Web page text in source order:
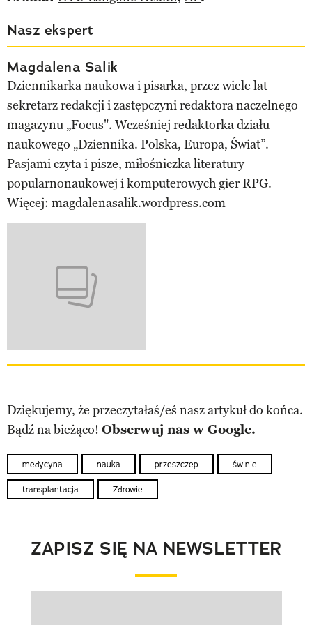
Nasz ekspert
Magdalena Salik
Dziennikarka naukowa i pisarka, przez wiele lat
sekretarz redakcji i zastępczyni redaktora naczelnego
magazynu „Focus". Wcześniej redaktorka działu
naukowego „Dziennika. Polska, Europa, Świat”.
Pasjami czyta i pisze, miłośniczka literatury
popularnonaukowej i komputerowych gier RPG.
Więcej: magdalenasalik.wordpress.com
Dziękujemy, że przeczytałaś/eś nasz artykuł do końca.
Bądź na bieżąco! Obserwuj nas w Google.
medycyna nauka przeszczep świnie
transplantacja Zdrowie
ZAPISZ SIĘ NA NEWSLETTER